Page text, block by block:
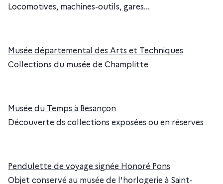
Locomotives, machines-outils, gares...
Musée départemental des Arts et Techniques
Collections du musée de Champlitte
Musée du Temps à Besançon
Découverte ds collections exposées ou en réserves
Pendulette de voyage signée Honoré Pons
Objet conservé au musée de l'horlogerie à Saint-